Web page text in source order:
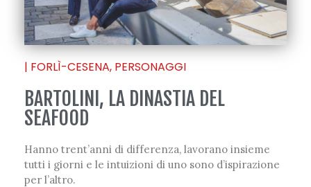
| FORLÌ-CESENA, PERSONAGGI
BARTOLINI, LA DINASTIA DEL
SEAFOOD
Hanno trent’anni di differenza, lavorano insieme
tutti i giorni e le intuizioni di uno sono d’ispirazione
per l’altro.